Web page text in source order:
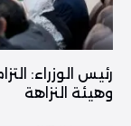
رئيس الوزراء:
وهيئة النزاهة